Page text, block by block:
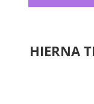
HIERNA